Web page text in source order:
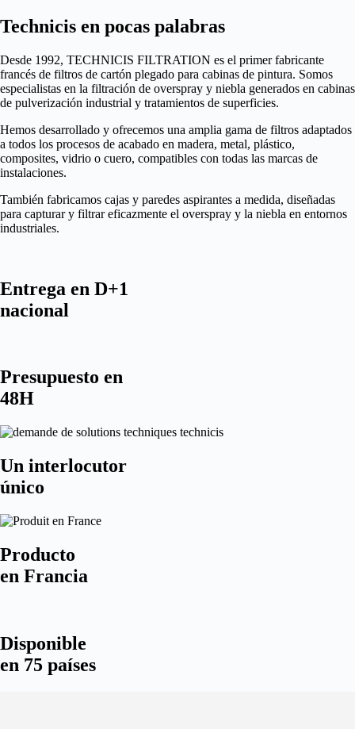
Technicis en pocas palabras​
Desde 1992, TECHNICIS FILTRATION es el primer fabricante
francés de filtros de cartón plegado para cabinas de pintura. Somos
especialistas en la filtración de overspray y niebla generados en cabinas
de pulverización industrial y tratamientos de superficies.
Hemos desarrollado y ofrecemos una amplia gama de filtros adaptados
a todos los procesos de acabado en madera, metal, plástico,
composites, vidrio o cuero, compatibles con todas las marcas de
instalaciones.
También fabricamos cajas y paredes aspirantes a medida, diseñadas
para capturar y filtrar eficazmente el overspray y la niebla en entornos
industriales.
Entrega en D+1
nacional
Presupuesto en
48H
Un interlocutor
único
Producto
en Francia
Disponible
en 75 países